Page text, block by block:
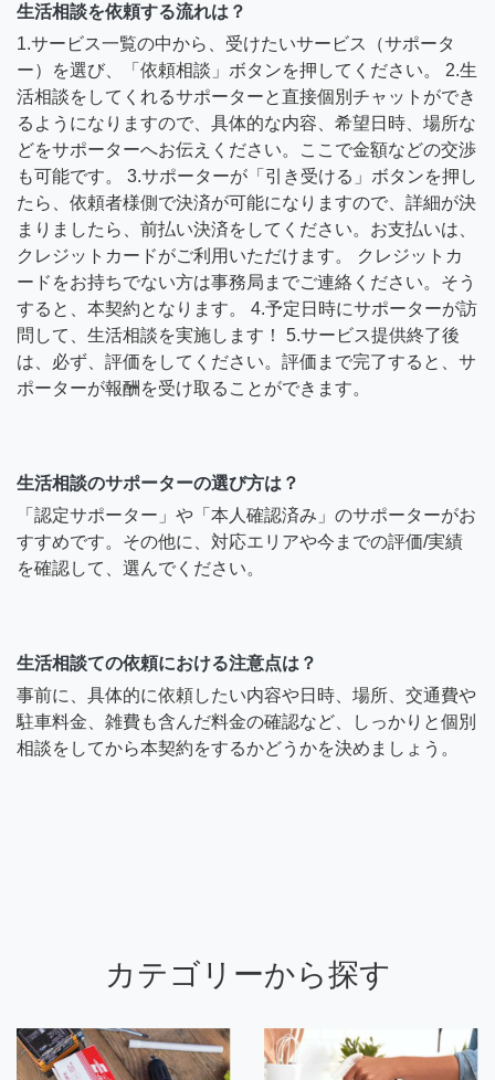
生活相談を依頼する流れは？
1.サービス一覧の中から、受けたいサービス（サポータ
ー）を選び、「依頼相談」ボタンを押してください。 2.生
活相談をしてくれるサポーターと直接個別チャットができ
るようになりますので、具体的な内容、希望日時、場所な
どをサポーターへお伝えください。ここで金額などの交渉
も可能です。 3.サポーターが「引き受ける」ボタンを押し
たら、依頼者様側で決済が可能になりますので、詳細が決
まりましたら、前払い決済をしてください。お支払いは、
クレジットカードがご利用いただけます。 クレジットカ
ードをお持ちでない方は事務局までご連絡ください。そう
すると、本契約となります。 4.予定日時にサポーターが訪
問して、生活相談を実施します！ 5.サービス提供終了後
は、必ず、評価をしてください。評価まで完了すると、サ
ポーターが報酬を受け取ることができます。
生活相談のサポーターの選び方は？
「認定サポーター」や「本人確認済み」のサポーターがお
すすめです。その他に、対応エリアや今までの評価/実績
を確認して、選んでください。
生活相談ての依頼における注意点は？
事前に、具体的に依頼したい内容や日時、場所、交通費や
駐車料金、雑費も含んだ料金の確認など、しっかりと個別
相談をしてから本契約をするかどうかを決めましょう。
カテゴリーから探す